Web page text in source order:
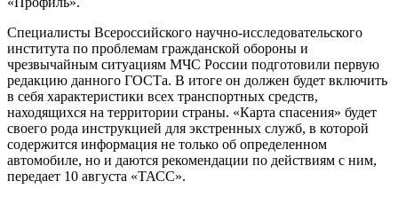
Специалисты Всероссийского научно-исследовательского
института по проблемам гражданской обороны и
чрезвычайным ситуациям МЧС России подготовили первую
редакцию данного ГОСТа. В итоге он должен будет включить
в себя характеристики всех транспортных средств,
находящихся на территории страны. «Карта спасения» будет
своего рода инструкцией для экстренных служб, в которой
содержится информация не только об определенном
автомобиле, но и даются рекомендации по действиям с ним,
передает 10 августа «ТАСС».